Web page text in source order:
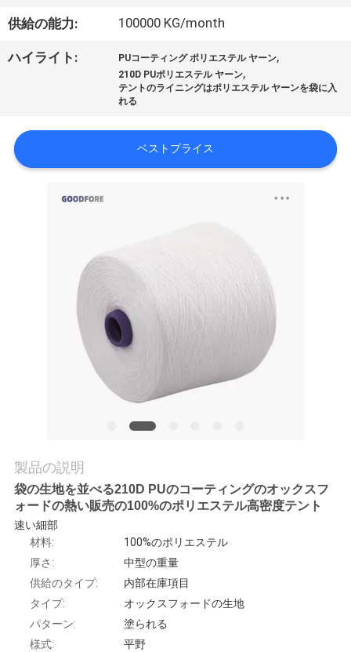
つ
い
工
場
連
絡
く
供給の能力: 100000 KG/month
ハイライト: PUコーティング ポリエステル ヤーン,
210D PUポリエステル ヤーン,
テントのライニングはポリエステル ヤーンを袋に入
れる
ベストプライス
製品の説明
袋の生地を並べる210D PUのコーティングのオックスフ
ォードの熱い販売の100%のポリエステル高密度テント
速い細部
材料:
100%のポリエステル
厚さ:
中型の重量
供給のタイプ:
内部在庫項目
タイプ:
オックスフォードの生地
パターン:
塗られる
様式:
平野